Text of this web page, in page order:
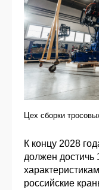
Цех сборки
К концу 2028
должен достичь
российские